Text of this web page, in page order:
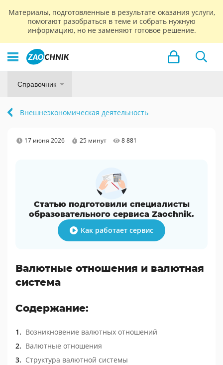
Материалы, подготовленные в результате оказания услуги,
помогают разобраться в теме и собрать нужную
информацию, но не заменяют готовое решение.
Справочник
Внешнеэкономическая деятельность
17 июня 2026 25 минут 8 881
Статью подготовили специалисты
образовательного сервиса Zaochnik.
Как работает сервис
Валютные отношения и валютная
система
Содержание:
Возникновение валютных отношений
Валютные отношения
Структура валютной системы